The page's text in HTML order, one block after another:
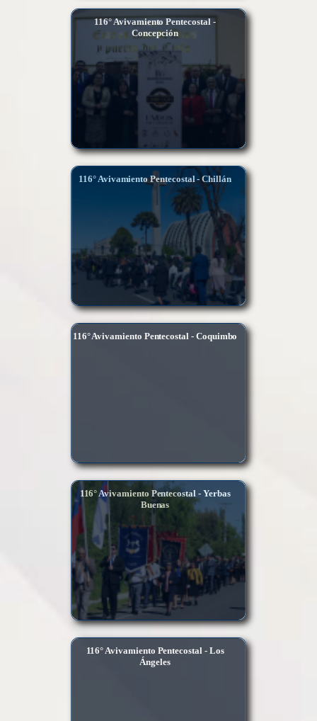
116° Avivamiento Pentecostal -
Concepción
116° Avivamiento Pentecostal - Chillán
116° Avivamiento Pentecostal - Coquimbo
116° Avivamiento Pentecostal - Yerbas
Buenas
116° Avivamiento Pentecostal - Los
Ángeles